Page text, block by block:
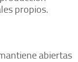
propios.
abiertas